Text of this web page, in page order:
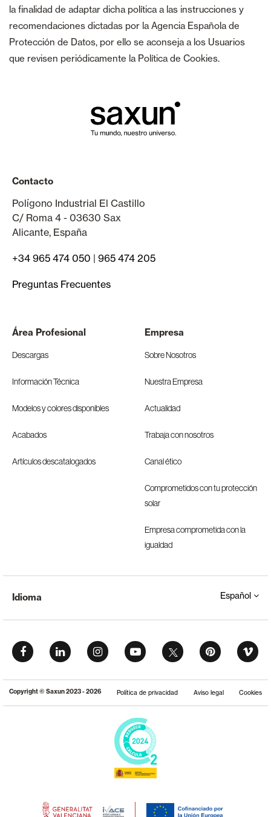
la finalidad de adaptar dicha política a las instrucciones y
recomendaciones dictadas por la Agencia Española de
Protección de Datos, por ello se aconseja a los Usuarios
que revisen periódicamente la Política de Cookies.
Contacto
Polígono Industrial El Castillo
C/ Roma 4 - 03630 Sax
Alicante, España
+34 965 474 050 | 965 474 205
Preguntas Frecuentes
Área Profesional
Descargas
Información Técnica
Modelos y colores disponibles
Acabados
Artículos descatalogados
Empresa
Sobre Nosotros
Nuestra Empresa
Actualidad
Trabaja con nosotros
Canal ético
Comprometidos con tu protección
solar
Empresa comprometida con la
igualdad
Copyright © Saxun 2023 - 2026 Política de privacidad Aviso legal Cookies
Idioma Español